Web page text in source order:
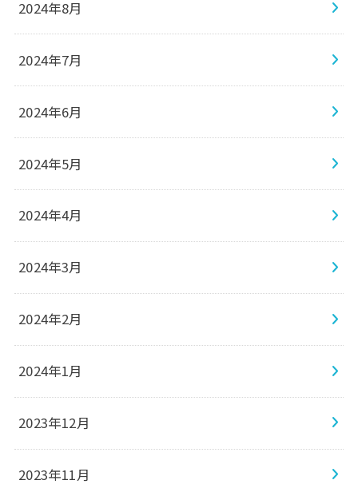
2024年8月
2024年7月
2024年6月
2024年5月
2024年4月
2024年3月
2024年2月
2024年1月
2023年12月
2023年11月